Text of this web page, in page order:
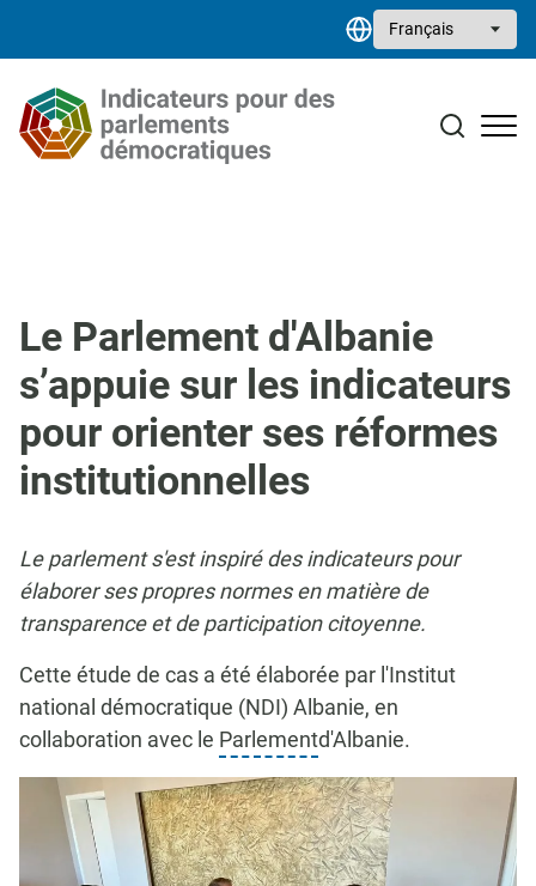
Select your language
Bibliothèque de ressources
Contact
Le Parlement d'Albanie
s’appuie sur les indicateurs
pour orienter ses réformes
institutionnelles
Le parlement s'est inspiré des indicateurs pour
élaborer ses propres normes en matière de
transparence et de participation citoyenne.
Cette étude de cas a été élaborée par l'Institut
national démocratique (NDI) Albanie, en
collaboration avec le Parlementd'Albanie.